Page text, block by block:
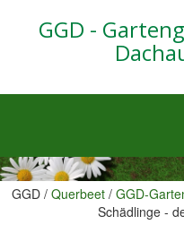
GGD -
GGD / Querbeet / GGD-
Schädlinge -